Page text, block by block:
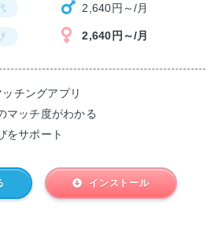
チングアプリ
マッチ度がわかる
をサポート
2,640円～/月
2,640円～/月
インストール